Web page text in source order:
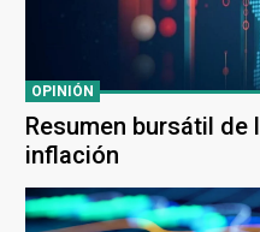
OPINIÓN
Resumen bursátil de
inflación